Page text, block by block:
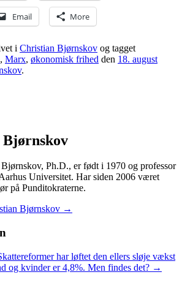
Email More
i Christian Bjørnskov og tagget
, Marx, økonomisk frihed den 18. august
.
Ph.D., er født i 1970 og professor
Universitet. Har siden 2006 været
på Punditokraterne.
Bjørnskov →
har løftet den ellers sløje vækst
og kvinder er 4,8%. Men findes det? →